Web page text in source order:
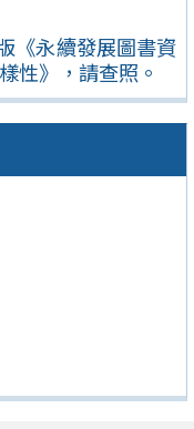
《永續發展圖書資
性》，請查照。